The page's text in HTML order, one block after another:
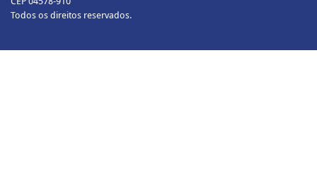
Todos os direitos reservados.